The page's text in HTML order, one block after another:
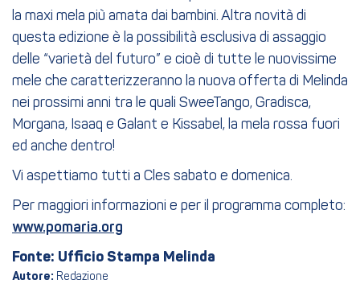
la maxi mela più amata dai bambini. Altra novità di
questa edizione è la possibilità esclusiva di assaggio
delle “varietà del futuro” e cioè di tutte le nuovissime
mele che caratterizzeranno la nuova offerta di Melinda
nei prossimi anni tra le quali SweeTango, Gradisca,
Morgana, Isaaq e Galant e Kissabel, la mela rossa fuori
ed anche dentro!
Vi aspettiamo tutti a Cles sabato e domenica.
Per maggiori informazioni e per il programma completo:
www.pomaria.org
Fonte: Ufficio Stampa Melinda
Autore: Redazione